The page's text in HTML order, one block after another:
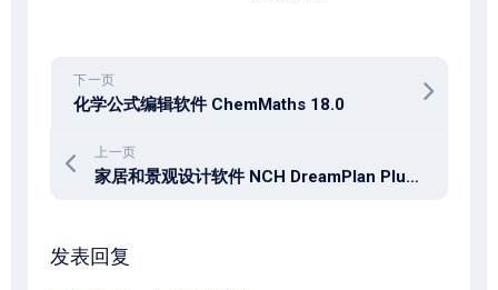
下一页
化学公式编辑软件 ChemMaths 18.0
上一页
家居和景观设计软件 NCH DreamPlan Plus 9.28 win / 9.10 mac
发表回复